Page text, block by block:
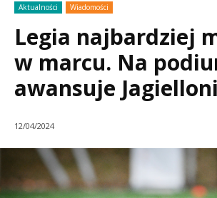
Aktualności Wiadomości
Legia najbardziej
w marcu. Na
awansuje
12/04/2024